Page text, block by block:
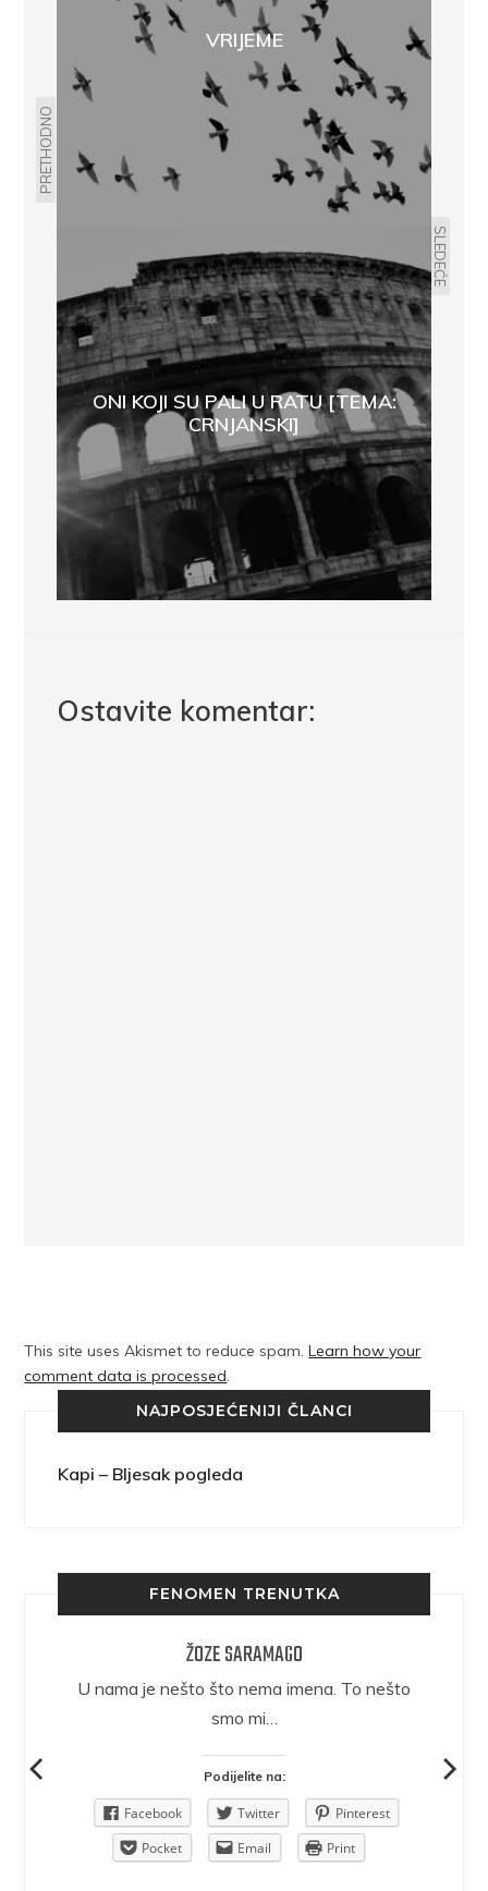
PRETHODNO
VRIJEME
SLEDEĆE
ONI KOJI SU PALI U RATU [TEMA:
CRNJANSKI]
Ostavite komentar:
This site uses Akismet to reduce spam.Learn how your
comment data is processed.
NAJPOSJEĆENIJI ČLANCI
Kapi – Bljesak pogleda
FENOMEN TRENUTKA
ŽOZE SARAMAGO
U nama je nešto što nema imena. To nešto
smo mi…
Podijelite na:
Facebook Twitter
Pinterest
Pocket
Email Print